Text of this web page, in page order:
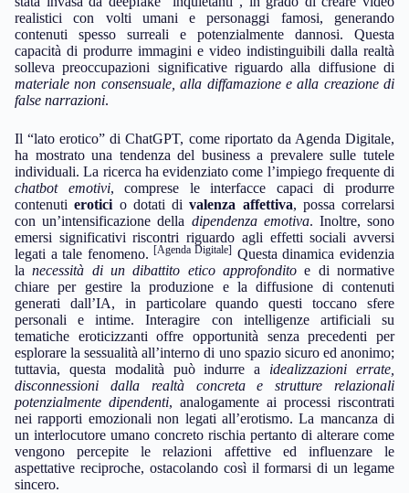
realistici con volti umani e personaggi famosi, generando
contenuti spesso surreali e potenzialmente dannosi. Questa
capacità di produrre immagini e video indistinguibili dalla realtà
solleva preoccupazioni significative riguardo alla diffusione di
materiale non consensuale, alla diffamazione e alla creazione di
false narrazioni.
Il “lato erotico” di ChatGPT, come riportato da Agenda Digitale,
ha mostrato una tendenza del business a prevalere sulle tutele
individuali. La ricerca ha evidenziato come l’impiego frequente di
chatbot emotivi, comprese le interfacce capaci di produrre
contenutierotici o dotati divalenza affettiva, possa correlarsi
con un’intensificazione della dipendenza emotiva. Inoltre, sono
emersi significativi riscontri riguardo agli effetti sociali avversi
legati a tale fenomeno. [Agenda Digitale] Questa dinamica evidenzia
lanecessità di un dibattito etico approfondito e di normative
chiare per gestire la produzione e la diffusione di contenuti
generati dall’IA, in particolare quando questi toccano sfere
personali e intime. Interagire con intelligenze artificiali su
tematiche eroticizzanti offre opportunità senza precedenti per
esplorare la sessualità all’interno di uno spazio sicuro ed anonimo;
tuttavia, questa modalità può indurre a idealizzazioni errate,
disconnessioni dalla realtà concreta e strutture relazionali
potenzialmente dipendenti, analogamente ai processi riscontrati
nei rapporti emozionali non legati all’erotismo. La mancanza di
un interlocutore umano concreto rischia pertanto di alterare come
vengono percepite le relazioni affettive ed influenzare le
aspettative reciproche, ostacolando così il formarsi di un legame
sincero.